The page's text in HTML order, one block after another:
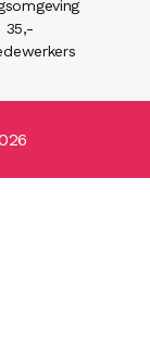
35,-